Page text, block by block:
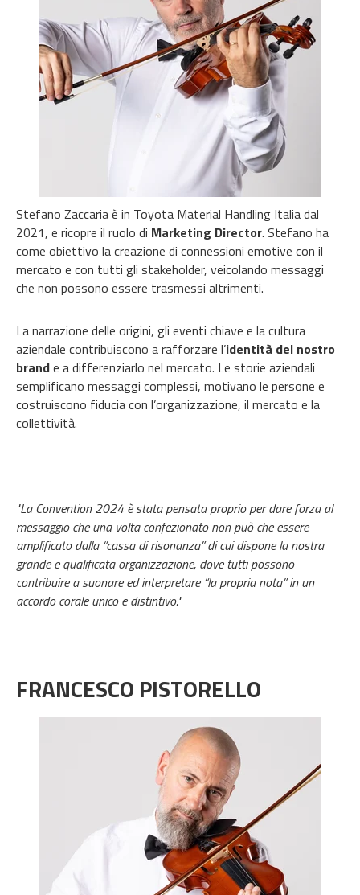
Stefano Zaccaria è in Toyota Material Handling Italia dal
2021, e ricopre il ruolo di Marketing Director. Stefano ha
come obiettivo la creazione di connessioni emotive con il
mercato e con tutti gli stakeholder, veicolando messaggi
che non possono essere trasmessi altrimenti.
La narrazione delle origini, gli eventi chiave e la cultura
aziendale contribuiscono a rafforzare l’identità del nostro
brande a differenziarlo nel mercato. Le storie aziendali
semplificano messaggi complessi, motivano le persone e
costruiscono fiducia con l’organizzazione, il mercato e la
collettività.
"La Convention 2024 è stata pensata proprio per dare forza al
messaggio che una volta confezionato non può che essere
amplificato dalla “cassa di risonanza” di cui dispone la nostra
grande e qualificata organizzazione, dove tutti possono
contribuire a suonare ed interpretare “la propria nota” in un
accordo corale unico e distintivo."
FRANCESCO PISTORELLO